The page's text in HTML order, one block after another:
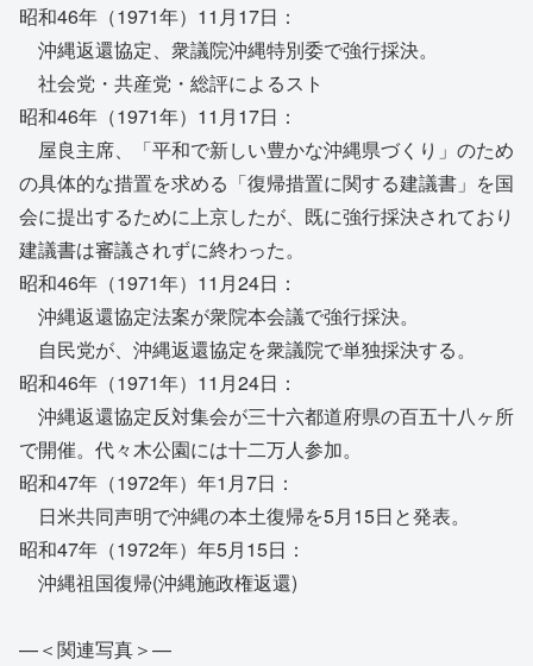
昭和46年（1971年）11月17日：
沖縄返還協定、衆議院沖縄特別委で強行採決。
社会党・共産党・総評によるスト
昭和46年（1971年）11月17日：
屋良主席、「平和で新しい豊かな沖縄県づくり」のため
の具体的な措置を求める「復帰措置に関する建議書」を国
会に提出するために上京したが、既に強行採決されており
建議書は審議されずに終わった。
昭和46年（1971年）11月24日：
沖縄返還協定法案が衆院本会議で強行採決。
自民党が、沖縄返還協定を衆議院で単独採決する。
昭和46年（1971年）11月24日：
沖縄返還協定反対集会が三十六都道府県の百五十八ヶ所
で開催。代々木公園には十二万人参加。
昭和47年（1972年）年1月7日：
日米共同声明で沖縄の本土復帰を5月15日と発表。
昭和47年（1972年）年5月15日：
沖縄祖国復帰(沖縄施政権返還)
—＜関連写真＞—